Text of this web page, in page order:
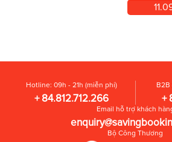
Hotline: 09h - 21h (miễn phí)
+ 84.812.712.266
B2B
+
Email hỗ trợ khách
Bộ Công Thương